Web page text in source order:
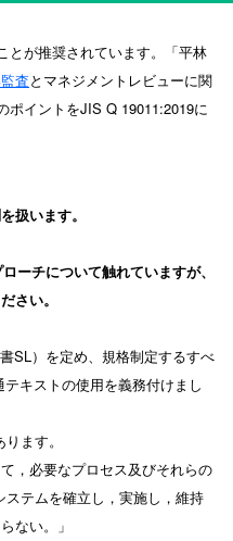
とが推奨されています。「平林
査とマネジメントレビューに関
ポイントをJIS Q 19011:2019に
扱います。
ーチについて触れていますが、
さい。
SL）を定め、規格制定するすべ
キストの使用を義務付けまし
ます。
，必要なプロセス及びそれらの
テムを確立し，実施し，維持
ない。」